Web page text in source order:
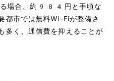
場合、約984円と手頃な
都市では無料Wi-Fiが整備さ
多く、通信費を抑えることが